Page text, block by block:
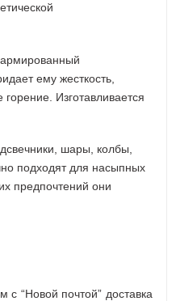
ему жесткость,
Изготавливается
шары, колбы,
подходят для насыпных
предпочтений они
с “Новой почтой” доставка